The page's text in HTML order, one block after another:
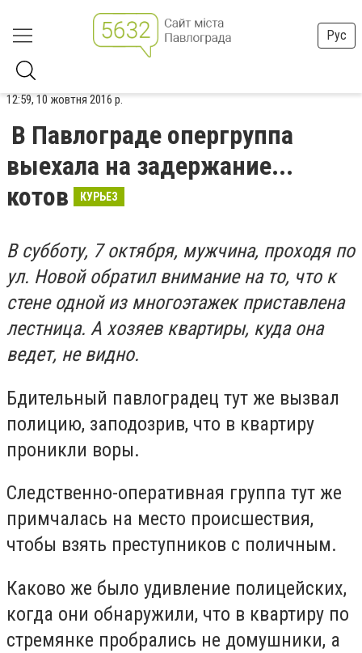
Рус
12:59, 10 жовтня 2016 р.
В Павлограде опергруппа
выехала на задержание...
котов
КУРЬЕЗ
В субботу, 7 октября, мужчина, проходя по
ул. Новой обратил внимание на то, что к
стене одной из многоэтажек приставлена
лестница. А хозяев квартиры, куда она
ведет, не видно.
Бдительный павлоградец тут же вызвал
полицию, заподозрив, что в квартиру
проникли воры.
Следственно-оперативная группа тут же
примчалась на место происшествия,
чтобы взять преступников с поличным.
Каково же было удивление полицейских,
когда они обнаружили, что в квартиру по
стремянке пробрались не домушники, а